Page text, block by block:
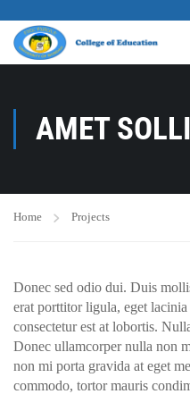
AMET
Home Projects
Donec sed odio dui. Duis
erat porttitor ligula, eget
consectetur est at lobortis.
Donec ullamcorper nulla non
non mi porta gravida at eget
commodo, tortor mauris